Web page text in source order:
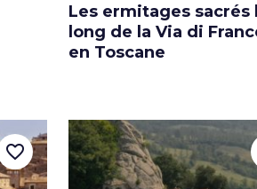
Les ermitages sacrés
long de la Via di
en Toscane
favorite_border